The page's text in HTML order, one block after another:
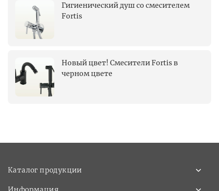
Гигиенический душ со смесителем
Fortis
Новый цвет! Смесители Fortis в
черном цвете
Каталог продукции